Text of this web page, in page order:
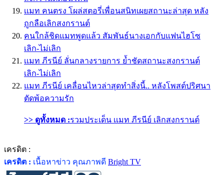
เเมท คนตรง โผล่สตอรี่เพื่อนสนิทเผยสถานะล่าสุด หลัง
ถูกลือเลิกสงกรานต์
คนใกล้ชิดแมทพูดแล้ว สัมพันธ์นางเอกกับแฟนไฮโซ
เลิก-ไม่เลิก
เเมท ภีรนีย์ ลั่นกลางรายการ ย้ำชัดสถานะสงกรานต์
เลิก-ไม่เลิก
แมท ภีรนีย์ เคลื่อนไหวล่าสุดทำสิ่งนี้.. หลังโพสต์ปริศนา
ตัดพ้อความรัก
>> ดูทั้งหมด :รวมประเด็น เเมท ภีรนีย์ เลิกสงกรานต์
เครดิต :
เครดิต : เนื้อหาข่าว คุณภาพดี Bright TV